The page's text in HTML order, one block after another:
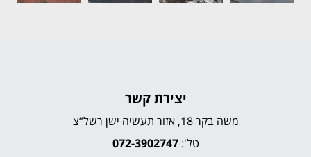
יצירת קשר
משה בקר 18, אזור תעשיה ישן רשל”צ
טל':072-3902747